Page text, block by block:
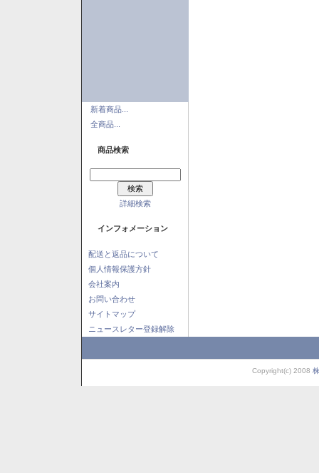
新着商品...
全商品...
商品検索
詳細検索
インフォメーション
配送と返品について
個人情報保護方針
会社案内
お問い合わせ
サイトマップ
ニュースレター登録解除
Copyright(c) 2008